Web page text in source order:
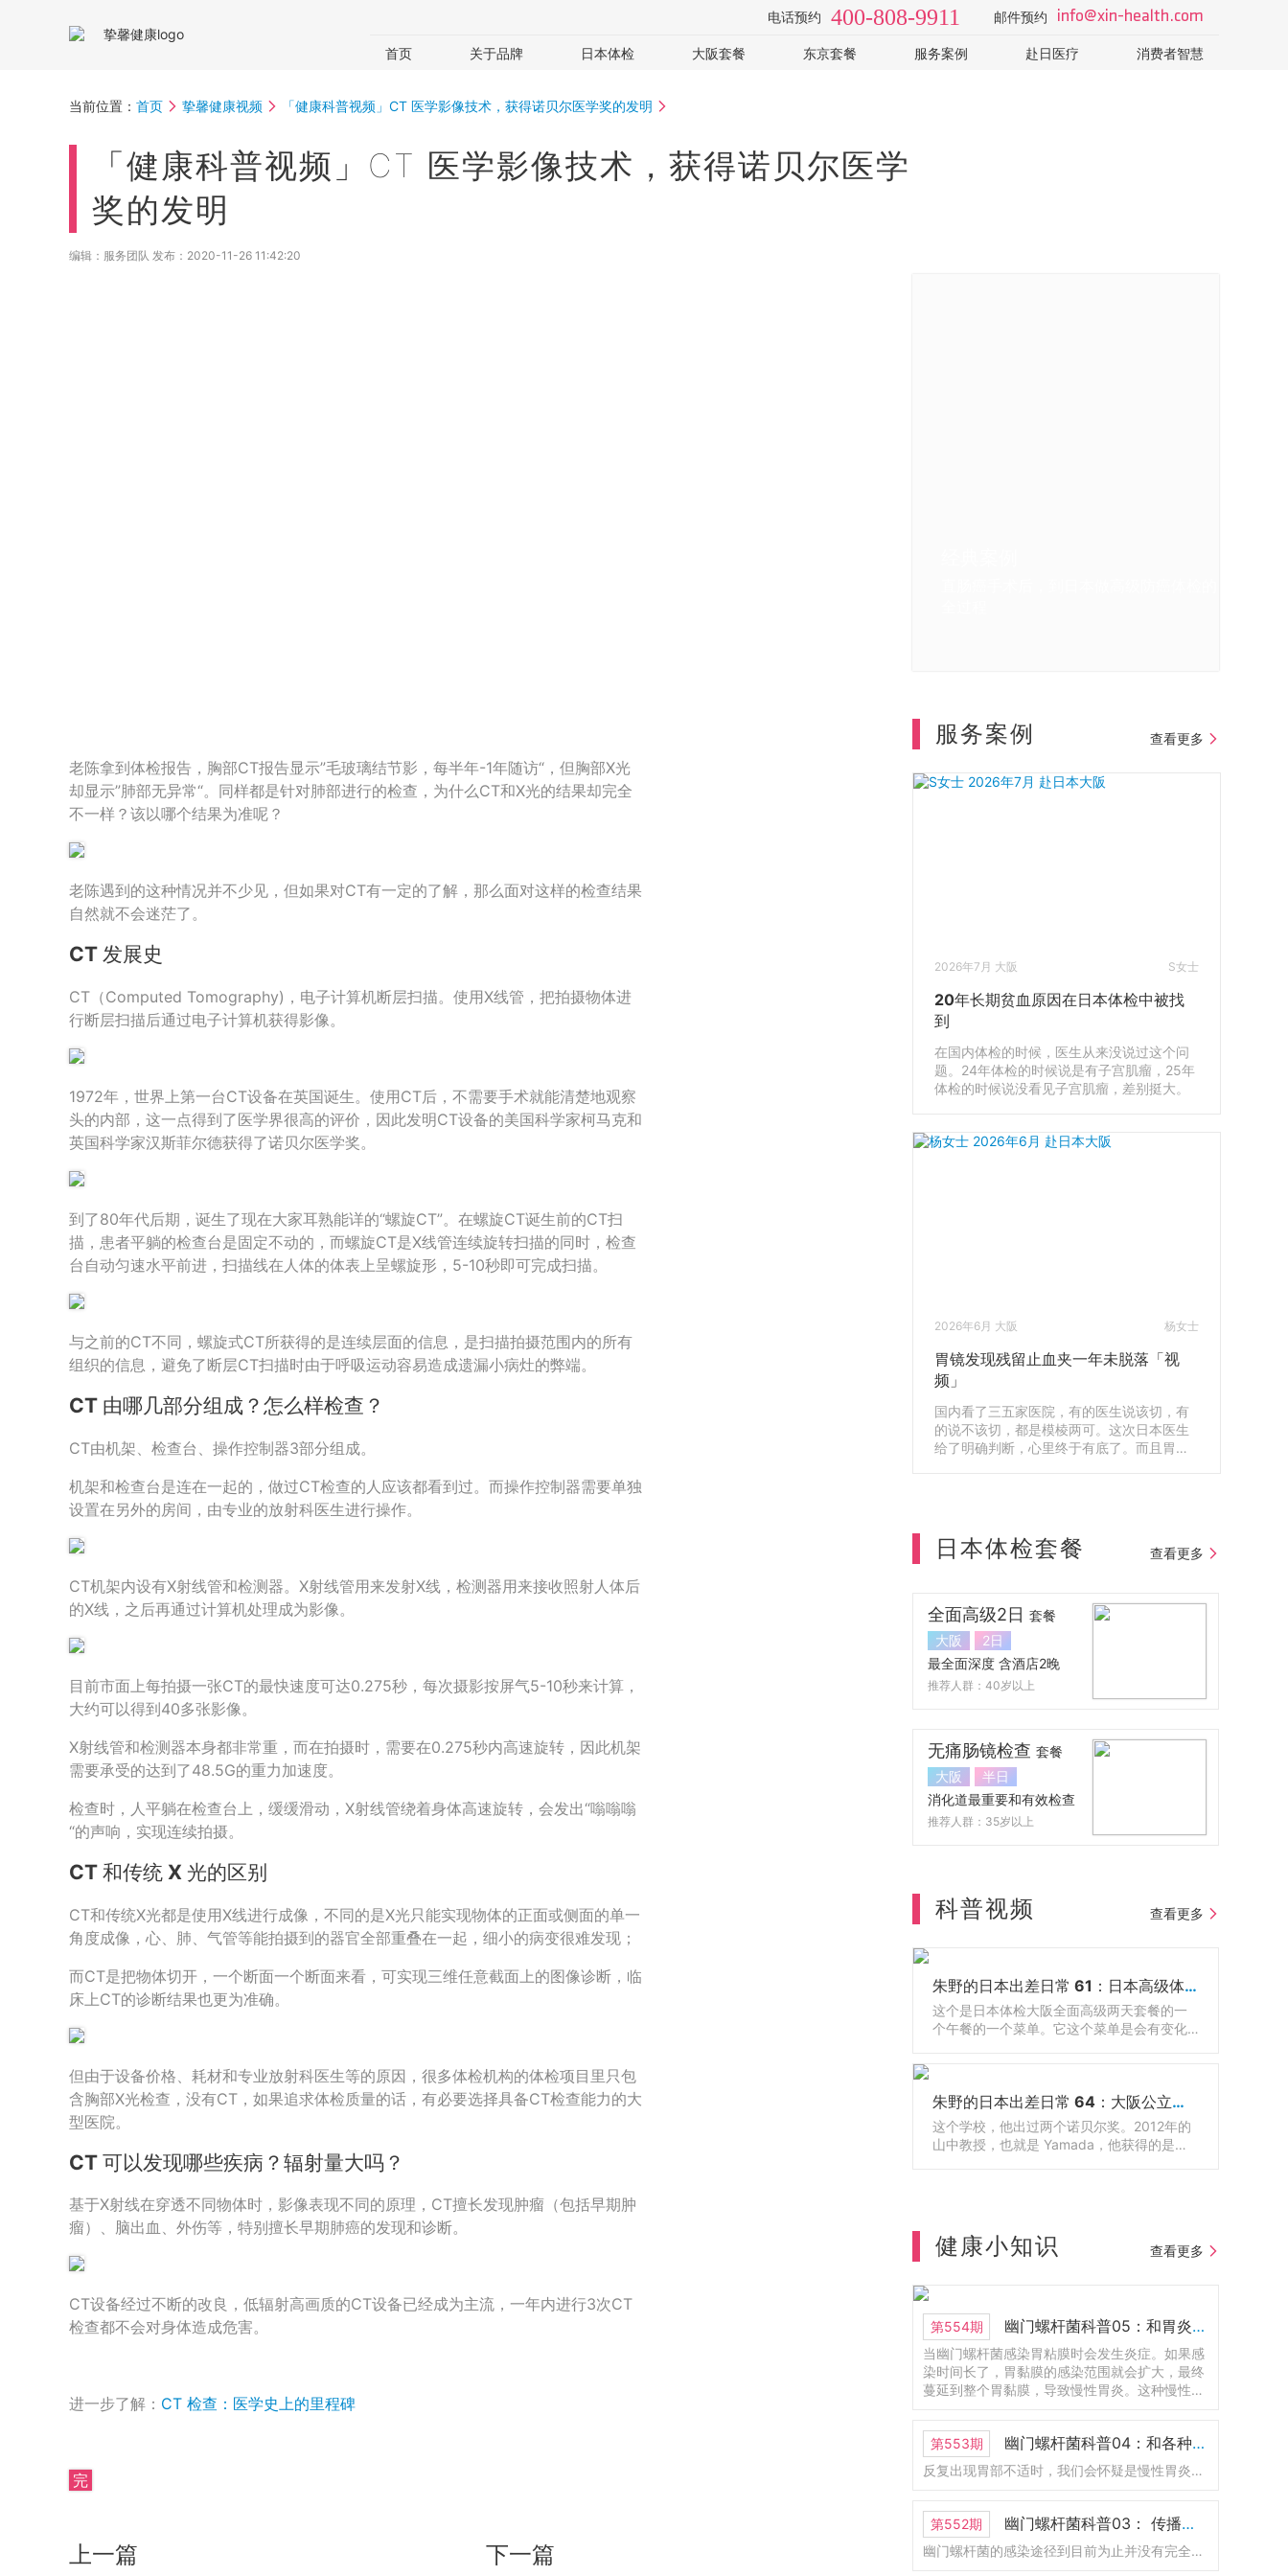
电话预约 400-808-9911 邮件预约 info@xin-health.com
首页
体检助手
关于品牌
日本体检
套餐价格
企业客户
大阪套餐
可选: 肠镜
东京套餐
全部
服务案例
赴日医疗
消费者智慧
当前位置： 首页 挚馨健康视频 「健康科普视频」CT 医学影像技术，获得诺贝尔医学奖的发明
「健康科普视频」CT 医学影像技术，获得诺贝尔医学
奖的发明
编辑：服务团队 发布： 2020-11-26 11:42:20
老陈拿到体检报告，胸部CT报告显示”毛玻璃结节影，每半年-1年随访“，但胸部X光
却显示”肺部无异常“。同样都是针对肺部进行的检查，为什么CT和X光的结果却完全
不一样？该以哪个结果为准呢？
老陈遇到的这种情况并不少见，但如果对CT有一定的了解，那么面对这样的检查结果
自然就不会迷茫了。
CT 发展史
CT（Computed Tomography)，电子计算机断层扫描。使用X线管，把拍摄物体进
行断层扫描后通过电子计算机获得影像。
1972年，世界上第一台CT设备在英国诞生。使用CT后，不需要手术就能清楚地观察
头的内部，这一点得到了医学界很高的评价，因此发明CT设备的美国科学家柯马克和
英国科学家汉斯菲尔德获得了诺贝尔医学奖。
到了80年代后期，诞生了现在大家耳熟能详的“螺旋CT”。在螺旋CT诞生前的CT扫
描，患者平躺的检查台是固定不动的，而螺旋CT是X线管连续旋转扫描的同时，检查
台自动匀速水平前进，扫描线在人体的体表上呈螺旋形，5-10秒即可完成扫描。
与之前的CT不同，螺旋式CT所获得的是连续层面的信息，是扫描拍摄范围内的所有
组织的信息，避免了断层CT扫描时由于呼吸运动容易造成遗漏小病灶的弊端。
CT 由哪几部分组成？怎么样检查？
CT由机架、检查台、操作控制器3部分组成。
机架和检查台是连在一起的，做过CT检查的人应该都看到过。而操作控制器需要单独
设置在另外的房间，由专业的放射科医生进行操作。
CT机架内设有X射线管和检测器。X射线管用来发射X线，检测器用来接收照射人体后
的X线，之后再通过计算机处理成为影像。
目前市面上每拍摄一张CT的最快速度可达0.275秒，每次摄影按屏气5-10秒来计算，
大约可以得到40多张影像。
X射线管和检测器本身都非常重，而在拍摄时，需要在0.275秒内高速旋转，因此机架
需要承受的达到了48.5G的重力加速度。
检查时，人平躺在检查台上，缓缓滑动，X射线管绕着身体高速旋转，会发出“嗡嗡嗡
“的声响，实现连续拍摄。
CT 和传统 X 光的区别
CT和传统X光都是使用X线进行成像，不同的是X光只能实现物体的正面或侧面的单一
角度成像，心、肺、气管等能拍摄到的器官全部重叠在一起，细小的病变很难发现；
而CT是把物体切开，一个断面一个断面来看，可实现三维任意截面上的图像诊断，临
床上CT的诊断结果也更为准确。
但由于设备价格、耗材和专业放射科医生等的原因，很多体检机构的体检项目里只包
含胸部X光检查，没有CT，如果追求体检质量的话，有必要选择具备CT检查能力的大
型医院。
CT 可以发现哪些疾病？辐射量大吗？
基于X射线在穿透不同物体时，影像表现不同的原理，CT擅长发现肿瘤（包括早期肿
瘤）、脑出血、外伤等，特别擅长早期肺癌的发现和诊断。
CT设备经过不断的改良，低辐射高画质的CT设备已经成为主流，一年内进行3次CT
检查都不会对身体造成危害。
进一步了解： CT 检查：医学史上的里程碑
完
上一篇 下一篇
服务案例 查看更多
2026年7月 大阪 S女士
20年长期贫血原因在日本体检中被找
到
在国内体检的时候，医生从来没说过这个问
题。24年体检的时候说是有子宫肌瘤，25年
体检的时候说没看见子宫肌瘤，差别挺大。
2026年6月 大阪 杨女士
胃镜发现残留止血夹一年未脱落「视
频」
国内看了三五家医院，有的医生说该切，有
的说不该切，都是模棱两可。这次日本医生
给了明确判断，心里终于有底了。而且胃镜
日本体检套餐 查看更多
全面高级2日 套餐
大阪
2日
最全面深度 含酒店2晚
推荐人群：40岁以上
无痛肠镜检查 套餐
大阪
半日
消化道最重要和有效检查
推荐人群：35岁以上
科普视频 查看更多
朱野的日本出差日常 61：日本高级体检配套餐食
这个是日本体检大阪全面高级两天套餐的一
个午餐的一个菜单。它这个菜单是会有变化
选的。
朱野的日本出差日常 64：大阪公立大学医学院和附属医院
这个学校，他出过两个诺贝尔奖。2012年的
山中教授，也就是 Yamada，他获得的是诺
部附属医院。那么2024年的时候呢，和大阪
府立大学合并了。那现在改名为大阪公立大
学奖，不过呢，现在人已经去世了。
健康小知识 查看更多
第554期 幽门螺杆菌科普05：和胃炎的关系
当幽门螺杆菌感染胃粘膜时会发生炎症。如果感
染时间长了，胃黏膜的感染范围就会扩大，最终
蔓延到整个胃黏膜，导致慢性胃炎。这种慢性胃
炎，其中一些会发展为胃癌。
第553期 幽门螺杆菌科普04：和各种胃病的关系
反复出现胃部不适时，我们会怀疑是慢性胃炎、胃溃疡、十二指肠溃疡等疾病引起的。胃炎、胃溃疡、十二指肠溃疡患者，特别是反复复发时，通常感染幽门螺杆菌。
第552期 幽门螺杆菌科普03： 传播途径是什么？如何预防感染？
幽门螺杆菌的感染途径到目前为止并没有完全搞清楚。但从最近的研究来看，毫无疑问幽门螺杆菌会通过“口口传播”。据说感染幽门螺杆菌的绝大部分是5岁以下的婴儿。这主要是因为幼儿时期的胃是弱酸性的，幽门螺杆菌更容易存活。基于这个原因，有人怀疑幽门螺杆菌是由母亲传染给婴儿。因此要避免成年人口对口的给婴儿进行喂食。